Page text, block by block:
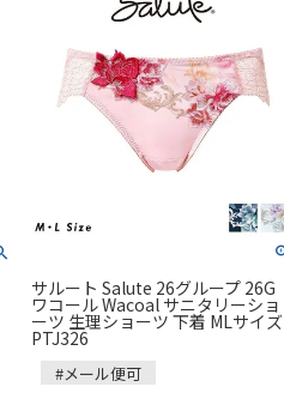
サルート Salute 26グループ 26G
ワコール Wacoal サニタリーショ
ーツ 生理ショーツ 下着 MLサイズ
PTJ326
#メール便可